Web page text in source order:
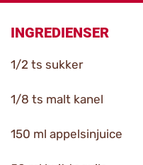
INGREDIENSER
1/2 ts sukker
1/8 ts malt kanel
150 ml appelsinjuice